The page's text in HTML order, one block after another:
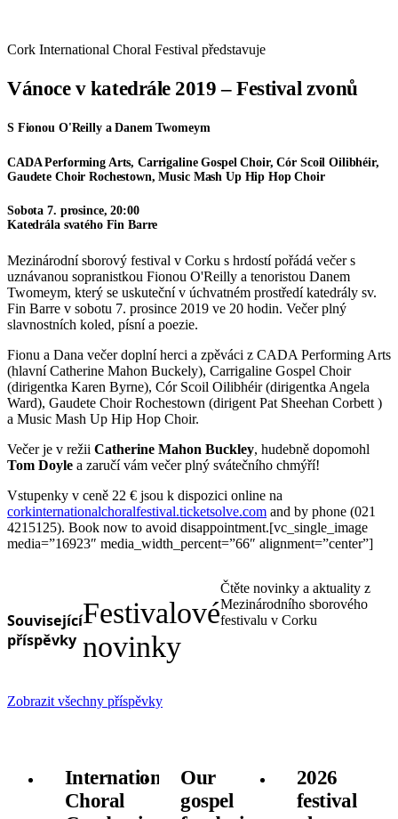
Cork International Choral Festival představuje
Vánoce v katedrále 2019 – Festival zvonů
S Fionou O'Reilly a Danem Twomeym
CADA Performing Arts, Carrigaline Gospel Choir, Cór Scoil Oilibhéir,
Gaudete Choir Rochestown, Music Mash Up Hip Hop Choir
Sobota 7. prosince, 20:00
Katedrála svatého Fin Barre
Mezinárodní sborový festival v Corku s hrdostí pořádá večer s
uznávanou sopranistkou Fionou O'Reilly a tenoristou Danem
Twomeym, který se uskuteční v úchvatném prostředí katedrály sv.
Fin Barre v sobotu 7. prosince 2019 ve 20 hodin. Večer plný
slavnostních koled, písní a poezie.
Fionu a Dana večer doplní herci a zpěváci z CADA Performing Arts
(hlavní Catherine Mahon Buckely), Carrigaline Gospel Choir
(dirigentka Karen Byrne), Cór Scoil Oilibhéir (dirigentka Angela
Ward), Gaudete Choir Rochestown (dirigent Pat Sheehan Corbett )
a Music Mash Up Hip Hop Choir.
Večer je v režii Catherine Mahon Buckley, hudebně dopomohl
Tom Doyle a zaručí vám večer plný svátečního chmýří!
Vstupenky v ceně 22 € jsou k dispozici online na
corkinternationalchoralfestival.ticketsolve.com and by phone (021
4215125). Book now to avoid disappointment.[vc_single_image
media=”16923″ media_width_percent=”66″ alignment=”center”]
Související
příspěvky
Festivalové
novinky
Čtěte novinky a aktuality z
Mezinárodního sborového
festivalu v Corku
Zobrazit všechny příspěvky
International
Choral
Our
gospel
2026
festival